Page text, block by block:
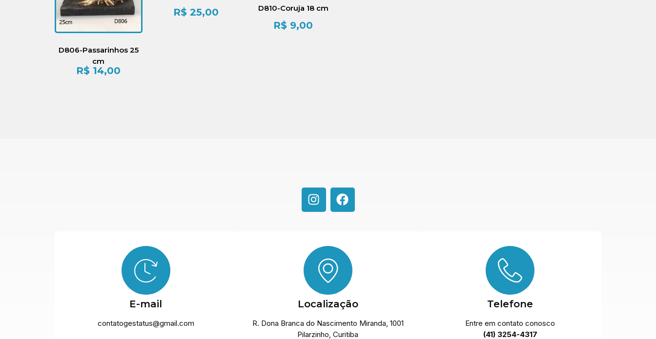
D806-Passarinhos 25
cm
R$ 14,00
R$25,00 D810-Coruja 18 cm
R$ 9,00
E-mail
contatogestatus@gmail.com
Localização
R. Dona Branca do Nascimento Miranda, 1001
Pilarzinho, Curitiba
Telefone
Entre em contato conosco
(41) 3254-4317